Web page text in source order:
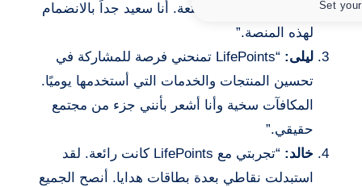
سهل والاستبيانات ممتعة. أنا سعيد جداً بالانضمام
لهذه المنصة.”
ليلى:
“LifePoints تمنحني فرصة للمشاركة في
تحسين المنتجات والخدمات التي أستخدمها يوميًا.
المكافآت سخية وأنا أشعر بأنني جزء من مجتمع
حقيقي.”
خالد:
“تجربتي مع LifePoints كانت رائعة. لقد
استبدلت نقاطي بعدة بطاقات هدايا. أنصح الجميع
Set